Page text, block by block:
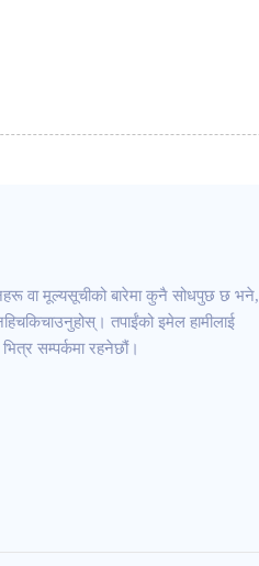
वा मूल्यसूचीको बारेमा कुनै सोधपुछ छ भने,
तपाईंको इमेल हामीलाई
सम्पर्कमा रहनेछौं।